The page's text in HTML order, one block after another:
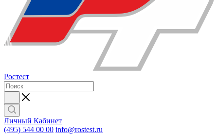
Ростест
Личный Кабинет
(495) 544 00 00 info@rostest.ru